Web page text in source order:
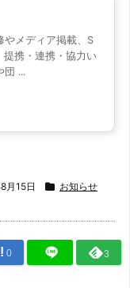
やメディア掲載、S
提携・連携・協力い
団 ...
月15日 お知らせ
0 3